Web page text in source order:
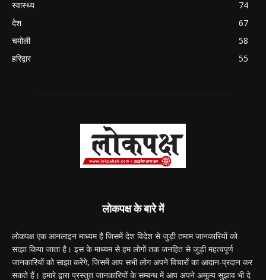
स्वास्थ्य
74
देश
67
चमोली
58
हरिद्वार
55
लोकपक्ष के बारे में
लोकपक्ष एक आनलाइन माध्यम है जिसमें देश विदेश से जुड़ी तमाम जानकारियों को
साझा किया जाता है। इस के माध्यम से हम लोगों तक जनहित से जुड़ी महत्वपूर्ण
जानकारियों को साझा करेंगे, जिसमें आप सभी लोग अपने विचारों का आदान-प्रदान कर
सकते हैं। हमारे द्वारा प्रस्तुत जानकारियों के सम्बन्ध में आप अपने अमूल्य सुझाव भी दे